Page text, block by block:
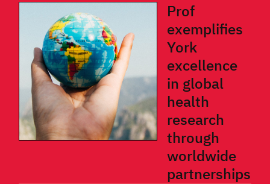
Prof
exemplifies
York
excellence
in global
health
research
through
worldwide
partnerships